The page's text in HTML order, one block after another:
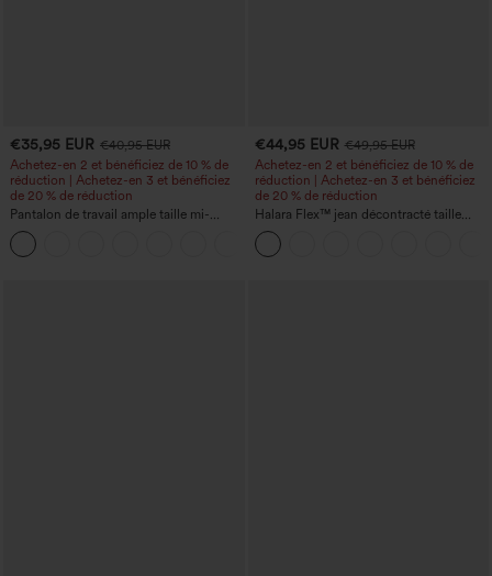
€35,95 EUR €40,95 EUR
Achetez-en 2 et bénéficiez de 10 % de
réduction | Achetez-en 3 et bénéficiez
de 20 % de réduction
Pantalon de travail ample taille mi-
haute, coupe « barrel » (jambe en forme
de tonneau) avec poches
€44,95 EUR €49,95 EUR
Achetez-en 2 et bénéficiez de 10 % de
réduction | Achetez-en 3 et bénéficiez
de 20 % de réduction
Halara Flex™ jean décontracté taille
haute, large, avec poches, ourlet
retroussé et effet délavé